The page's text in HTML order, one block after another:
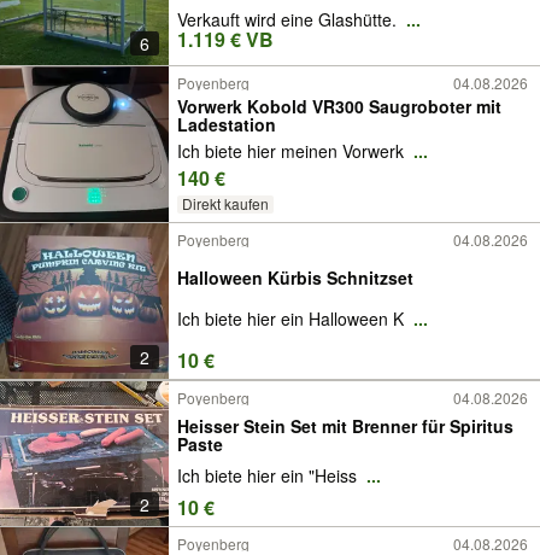
6
Verkauft wird eine Glashütte. ...
1.119 € VB
Poyenberg 04.08.2026
Vorwerk Kobold VR300 Saugroboter mit
Ladestation
Ich biete hier meinen Vorwerk ...
140 €
Direkt kaufen
2
Poyenberg 04.08.2026
Halloween Kürbis Schnitzset
Ich biete hier ein Halloween K ...
10 €
2
Poyenberg 04.08.2026
Heisser Stein Set mit Brenner für Spiritus
Paste
Ich biete hier ein "Heiss ...
10 €
Poyenberg 04.08.2026